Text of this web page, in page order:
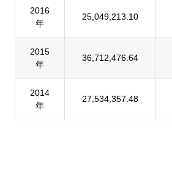
2016
年
25,049,213.10
2015
年
36,712,476.64
2014
年
27,534,357.48